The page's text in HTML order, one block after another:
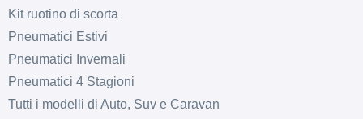
Kit ruotino di scorta
Pneumatici Estivi
Pneumatici Invernali
Pneumatici 4 Stagioni
Tutti i modelli di Auto, Suv e Caravan